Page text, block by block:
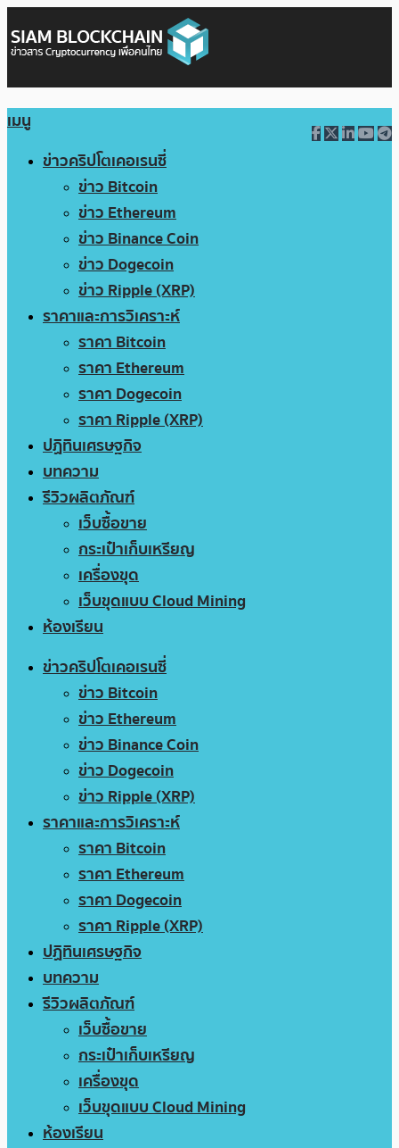
เมนู
ข่าวคริปโตเคอเรนซี่
ข่าว Bitcoin
ข่าว Ethereum
ข่าว Binance Coin
ข่าว Dogecoin
ข่าว Ripple (XRP)
ราคาและการวิเคราะห์
ราคา Bitcoin
ราคา Ethereum
ราคา Dogecoin
ราคา Ripple (XRP)
ปฏิทินเศรษฐกิจ
บทความ
รีวิวผลิตภัณฑ์
เว็บซื้อขาย
กระเป๋าเก็บเหรียญ
เครื่องขุด
เว็บขุดแบบ Cloud Mining
ห้องเรียน
ข่าวคริปโตเคอเรนซี่
ข่าว Bitcoin
ข่าว Ethereum
ข่าว Binance Coin
ข่าว Dogecoin
ข่าว Ripple (XRP)
ราคาและการวิเคราะห์
ราคา Bitcoin
ราคา Ethereum
ราคา Dogecoin
ราคา Ripple (XRP)
ปฏิทินเศรษฐกิจ
บทความ
รีวิวผลิตภัณฑ์
เว็บซื้อขาย
กระเป๋าเก็บเหรียญ
เครื่องขุด
เว็บขุดแบบ Cloud Mining
ห้องเรียน